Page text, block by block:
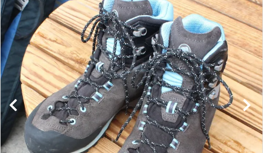
サイズで選ぶ
特集で選ぶ
価格で選ぶ
買取案内
レンタル・修理